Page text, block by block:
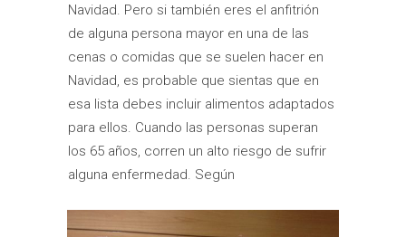
Navidad. Pero si también eres el anfitrión
de alguna persona mayor en una de las
cenas o comidas que se suelen hacer en
Navidad, es probable que sientas que en
esa lista debes incluir alimentos adaptados
para ellos. Cuando las personas superan
los 65 años, corren un alto riesgo de sufrir
alguna enfermedad. Según